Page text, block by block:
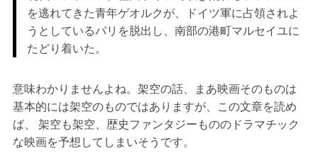
を逃れてきた青年ゲオルクが、ドイツ軍に占領されよ
うとしているパリを脱出し、南部の港町マルセイユに
たどり着いた。
意味わかりませんよね。架空の話、まあ映画そのものは
基本的には架空のものではありますが、この文章を読め
ば、 架空も架空、歴史ファンタジーもののドラマチック
な映画を予想してしまいそうです。